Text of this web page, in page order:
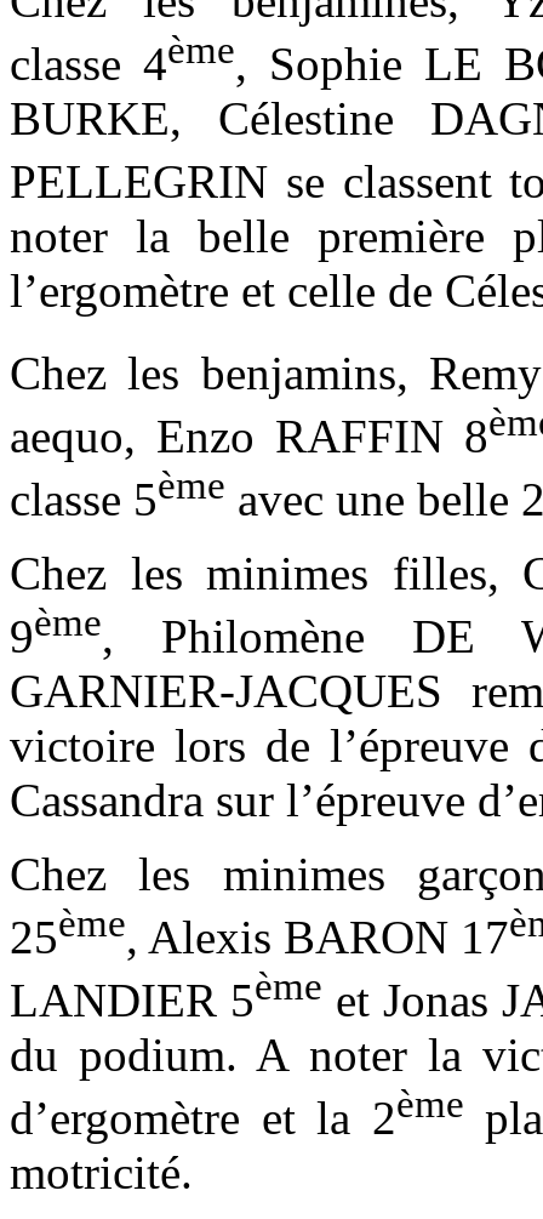
classe 4ème, Sophie LE
BURKE, Célestine
PELLEGRIN se classent
noter la belle première
l’ergomètre et celle de
Chez les benjamins,
aequo, Enzo RAFFIN 8
classe 5ème avec une belle
Chez les minimes filles,
9ème, Philomène DE
GARNIER-JACQUES
victoire lors de l’épreuve
Cassandra sur l’épreuve
Chez les minimes
25ème, Alexis BARON 17
LANDIER 5ème et Jonas
du podium. A noter la
d’ergomètre et la 2ème
motricité.